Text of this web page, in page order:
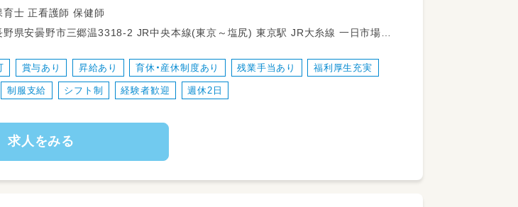
生活面(食事・トイレ・着替えなど)のお世話
保護者対応
掃除や雑務
書類関係(連絡帳はアプリを使用)
ットホームな職場なので、職員同士も協力しながらお子さまひとりひとりと向き合
た保育が可能です★
保育士 正看護師 保健師
安曇野市三郷温3318-2 JR中央本線(東京～塩尻) 東京駅 JR大糸線 一日市場駅
賞与あり 昇給あり 育休・産休制度あり 残業手当あり 福利厚生充実
制服支給 シフト制 経験者歓迎 週休2日
求人をみる